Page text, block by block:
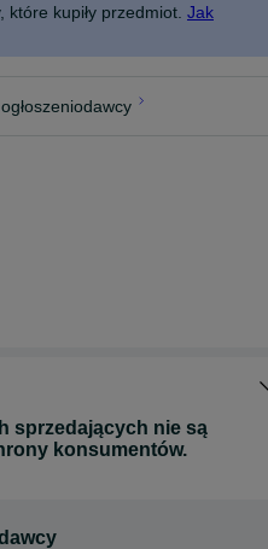
kupiły przedmiot. Jak
sprzedających nie są
konsumentów.